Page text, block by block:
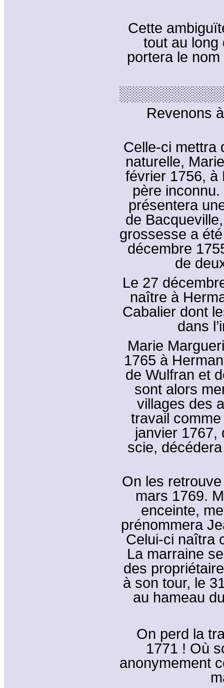
Cette
tout au long
portera le
Revenons
Celle-ci mettra
naturelle,
février 1756, à
père
présentera
de
grossesse a
décembre
de
Le 27
naître à
Cabalier dont
dans
Marie
1765 à
de Wulfran et
sont alors
villages des
travail
janvier 1767,
scie,
On les
mars 1769.
enceinte,
prénommera
Celui-ci naîtra
La marraine
des
à son tour, le
au hameau
On perd la
1771 ! Où
anonymement